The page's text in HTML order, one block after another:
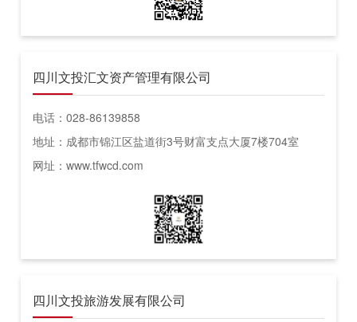
四川文投汇文资产管理有限公司
电话：028-86139858
地址：成都市锦江区盐道街3号财富支点大厦7楼704室
网址：www.tfwcd.com
四川文投旅游发展有限公司